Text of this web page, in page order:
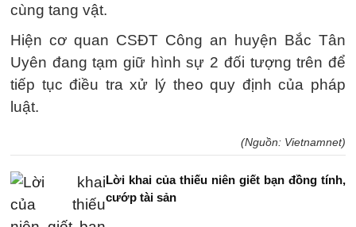
cùng tang vật.
Hiện cơ quan CSĐT Công an huyện Bắc Tân
Uyên đang tạm giữ hình sự 2 đối tượng trên để
tiếp tục điều tra xử lý theo quy định của pháp
luật.
(Nguồn: Vietnamnet)
Lời khai của thiếu niên giết bạn đồng tính,
cướp tài sản